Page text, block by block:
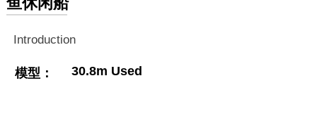
Introduction
模型： 30.8m Used